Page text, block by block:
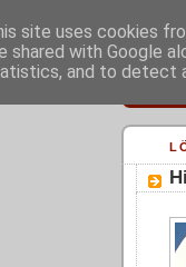
site uses cookies
shared with Google
and to detect